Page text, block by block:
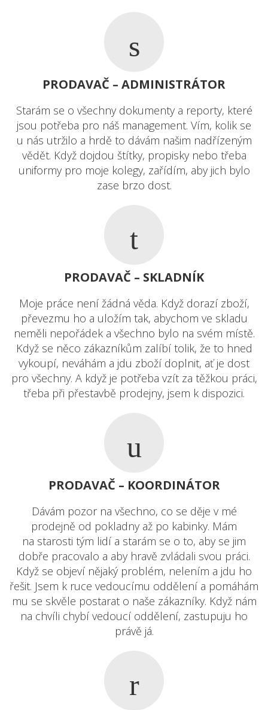
PRODAVAČ – ADMINISTRÁTOR
Starám se o všechny dokumenty a reporty, které
jsou potřeba pro náš management. Vím, kolik se
u nás utržilo a hrdě to dávám našim nadřízeným
vědět. Když dojdou štítky, propisky nebo třeba
uniformy pro moje kolegy, zařídím, aby jich bylo
zase brzo dost.
PRODAVAČ – SKLADNÍK
Moje práce není žádná věda. Když dorazí zboží,
převezmu ho a uložím tak, abychom ve skladu
neměli nepořádek a všechno bylo na svém místě.
Když se něco zákazníkům zalíbí tolik, že to hned
vykoupí, neváhám a jdu zboží doplnit, ať je dost
pro všechny. A když je potřeba vzít za těžkou práci,
třeba při přestavbě prodejny, jsem k dispozici.
PRODAVAČ – KOORDINÁTOR
Dávám pozor na všechno, co se děje v mé
prodejně od pokladny až po kabinky. Mám
na starosti tým lidí a starám se o to, aby se jim
dobře pracovalo a aby hravě zvládali svou práci.
Když se objeví nějaký problém, nelením a jdu ho
řešit. Jsem k ruce vedoucímu oddělení a pomáhám
mu se skvěle postarat o naše zákazníky. Když nám
na chvíli chybí vedoucí oddělení, zastupuju ho
právě já.